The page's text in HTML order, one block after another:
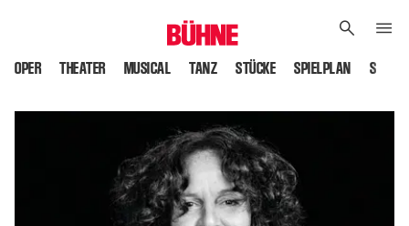
OPER THEATER MUSICAL TANZ STÜCKE SPIELPLAN